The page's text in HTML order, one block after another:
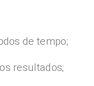
de tempo;
resultados;